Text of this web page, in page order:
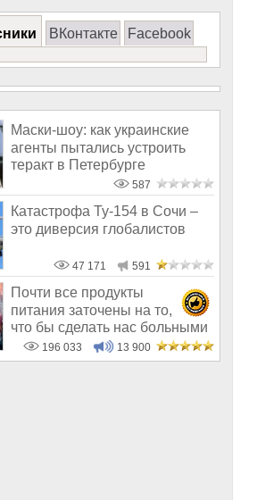
в России|Происшествия
ВКонтакте Facebook
Маски-шоу: как украинские
агенты пытались устроить
теракт в Петербурге
587
Катастрофа Ту-154 в Сочи –
это диверсия глобалистов
47 171 591
Почти все продукты
питания заточены на то,
что бы сделать нас больными
и бесплодным
196 033 13 900